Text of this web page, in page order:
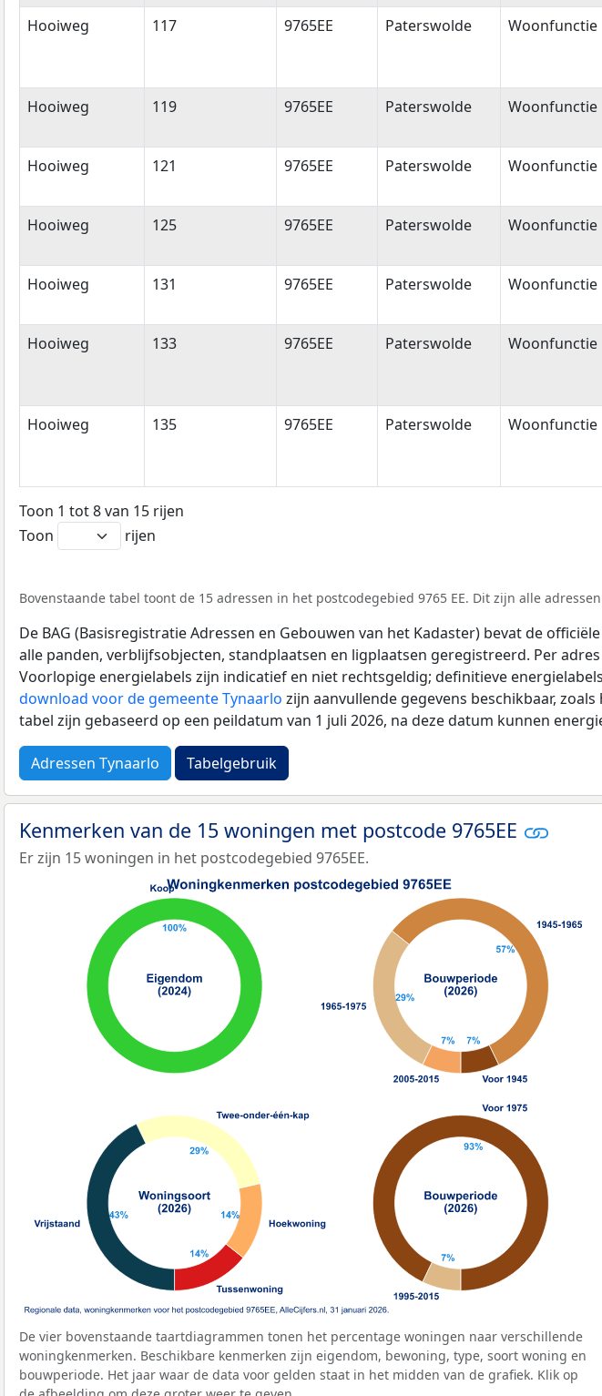
Hooiweg 117 9765EE Paterswolde Woonfunctie
Hooiweg 119 9765EE Paterswolde Woonfunctie
Hooiweg 121 9765EE Paterswolde Woonfunctie
Hooiweg 125 9765EE Paterswolde Woonfunctie
Hooiweg 131 9765EE Paterswolde Woonfunctie
Hooiweg 133 9765EE Paterswolde Woonfunctie
Hooiweg 135 9765EE Paterswolde Woonfunctie
Toon 1 tot 8 van 15 rijen
Toon
rijen
Bovenstaande tabel toont de 15 adressen in het postcodegebied 9765 EE. Dit zijn alle
De BAG (Basisregistratie Adressen en Gebouwen van het Kadaster) bevat de
alle panden, verblijfsobjecten, standplaatsen en ligplaatsen geregistreerd. Per
Voorlopige energielabels zijn indicatief en niet rechtsgeldig; definitieve
download voor de gemeente Tynaarlo zijn aanvullende gegevens beschikbaar,
tabel zijn gebaseerd op een peildatum van 1 juli 2026, na deze datum kunnen
Adressen Tynaarlo Tabelgebruik
Kenmerken van de 15 woningen met postcode 9765EE
Er zijn 15 woningen in het postcodegebied 9765EE.
De vier bovenstaande taartdiagrammen tonen het percentage woningen naar verschillende
woningkenmerken. Beschikbare kenmerken zijn eigendom, bewoning, type, soort woning en
bouwperiode. Het jaar waar de data voor gelden staat in het midden van de grafiek. Klik op